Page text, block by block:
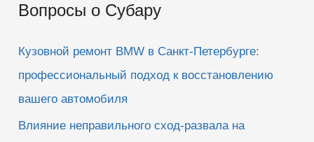
с
Вопросы о Субару
Кузовной ремонт BMW в Санкт-Петербурге:
профессиональный подход к восстановлению
вашего автомобиля
Влияние неправильного сход-развала на